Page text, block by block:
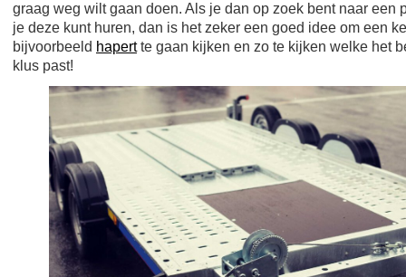
graag weg wilt gaan doen. Als je dan op zoek bent naar een
je deze kunt huren, dan is het zeker een goed idee om een
bijvoorbeeld hapertte gaan kijken en zo te kijken welke het
klus past!